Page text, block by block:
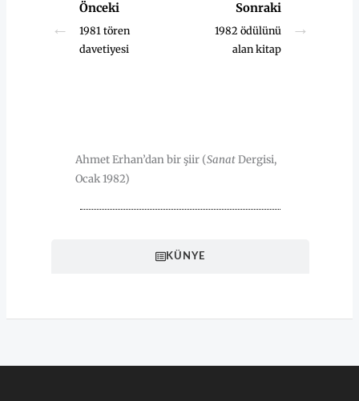
←
Önceki
1981 tören
davetiyesi
Sonraki
1982 ödülünü
alan kitap
→
KÜNYE
Ahmet Erhan’dan bir şiir (SanatDergisi,
Ocak 1982)